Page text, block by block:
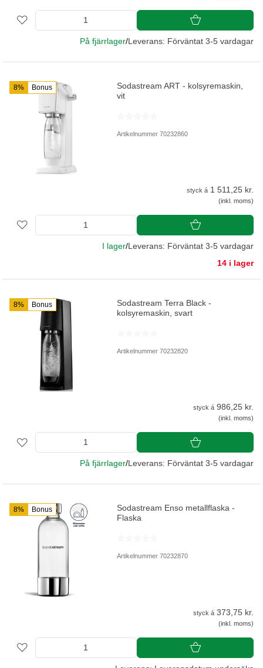
På fjärrlager/Leverans: Förväntat 3-5 vardagar
8% Bonus
Sodastream ART - kolsyremaskin,
vit
Artikelnummer 70232860
styck á 1 511,25 kr.
(inkl. moms)
I lager/Leverans: Förväntat 3-5 vardagar
14 i lager
8% Bonus
Sodastream Terra Black -
kolsyremaskin, svart
Artikelnummer 70232820
styck á 986,25 kr.
(inkl. moms)
På fjärrlager/Leverans: Förväntat 3-5 vardagar
8% Bonus
Sodastream Enso metallflaska -
Flaska
Artikelnummer 70232870
styck á 373,75 kr.
(inkl. moms)